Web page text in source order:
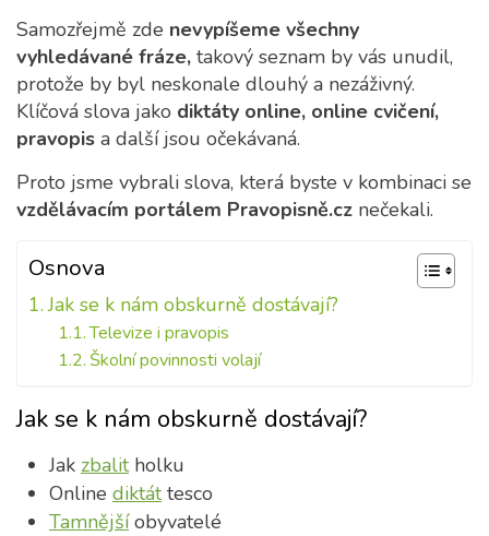
Samozřejmě zde nevypíšeme všechny
vyhledávané fráze, takový seznam by vás unudil,
protože by byl neskonale dlouhý a nezáživný.
Klíčová slova jako diktáty online, online cvičení,
pravopis a další jsou očekávaná.
Proto jsme vybrali slova, která byste v kombinaci se
vzdělávacím portálem Pravopisně.cz nečekali.
Osnova
Jak se k nám obskurně dostávají?
Televize i pravopis
Školní povinnosti volají
Jak se k nám obskurně dostávají?
Jak zbalitholku
Online diktáttesco
Tamnějšíobyvatelé